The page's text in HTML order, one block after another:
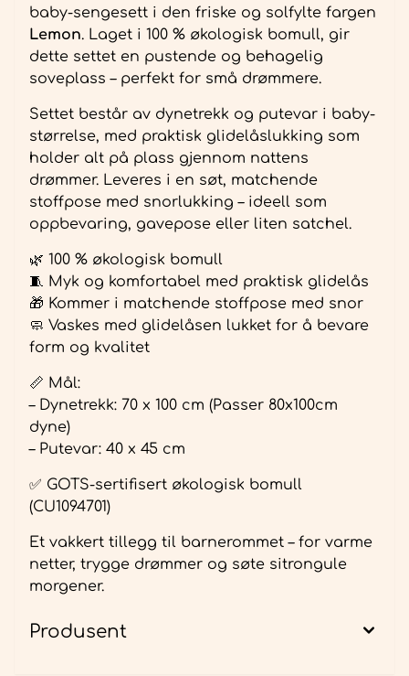
baby-sengesett i den friske og solfylte fargen
Lemon. Laget i 100 % økologisk bomull, gir
dette settet en pustende og behagelig
soveplass – perfekt for små drømmere.
Settet består av dynetrekk og putevar i baby-
størrelse, med praktisk glidelåslukking som
holder alt på plass gjennom nattens
drømmer. Leveres i en søt, matchende
stoffpose med snorlukking – ideell som
oppbevaring, gavepose eller liten satchel.
🌿 100 % økologisk bomull
🧵 Myk og komfortabel med praktisk glidelås
🎁 Kommer i matchende stoffpose med snor
🧼 Vaskes med glidelåsen lukket for å bevare
form og kvalitet
📏 Mål:
– Dynetrekk: 70 x 100 cm (Passer 80x100cm
dyne)
– Putevar: 40 x 45 cm
✅ GOTS-sertifisert økologisk bomull
(CU1094701)
Et vakkert tillegg til barnerommet – for varme
netter, trygge drømmer og søte sitrongule
morgener.
Produsent